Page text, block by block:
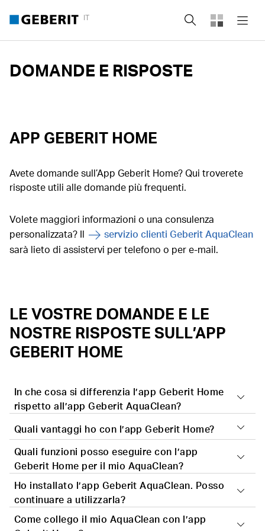
IT Cerca
DOMANDE E RISPOSTE
APP GEBERIT HOME
Avete domande sull’App Geberit Home? Qui troverete
risposte utili alle domande più frequenti.
Volete maggiori informazioni o una consulenza
personalizzata? Il
servizio clienti Geberit AquaClean
sarà lieto di assistervi per telefono o per e-mail.
LE VOSTRE DOMANDE E LE
NOSTRE RISPOSTE SULL’APP
GEBERIT HOME
In che cosa si differenzia l’app Geberit Home
rispetto all’app Geberit AquaClean?
Con l’App Geberit Home troverete tutte le
applicazioni Geberit in una sola app. L'interfaccia
utente è stata ottimizzata con dei riquadri chiari e
grandi e si basa su un funzionamento intuitivo.
Quali vantaggi ho con l’app Geberit Home?
L’App Geberit Home vi assiste nei primi passi con il
vostro vaso bidet AquaClean. Vi offre un modo
semplice di registrare il vostro apparecchio affinché
possiate beneficiare di un periodo di garanzia
prolungato. Inoltre, nell’app troverete informazioni
Quali funzioni posso eseguire con l’app
Geberit Home per il mio AquaClean?
Telecomando del vostro vaso bidet Geberit
AquaClean
Impostare un profilo personale
Ho installato l’app Geberit AquaClean. Posso
continuare a utilizzarla?
Come collego il mio AquaClean con l’app